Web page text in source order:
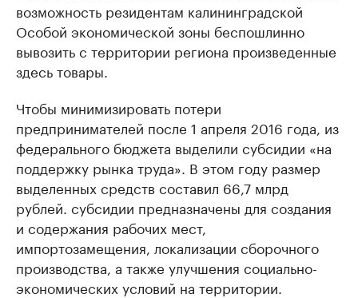
возможность резидентам калининградской
Особой экономической зоны беспошлинно
вывозить с территории региона произведенные
здесь товары.
Чтобы минимизировать потери
предпринимателей после 1 апреля 2016 года, из
федерального бюджета выделили субсидии «на
поддержку рынка труда». В этом году размер
выделенных средств составил 66,7 млрд
рублей. субсидии предназначены для создания
и содержания рабочих мест,
импортозамещения, локализации сборочного
производства, а также улучшения социально-
экономических условий на территории.